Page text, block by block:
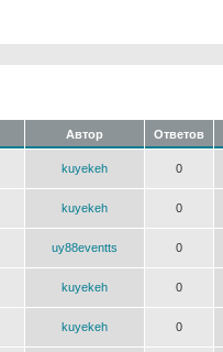
Автор Ответов
kuyekeh 0
kuyekeh 0
uy88eventts 0
kuyekeh 0
kuyekeh 0